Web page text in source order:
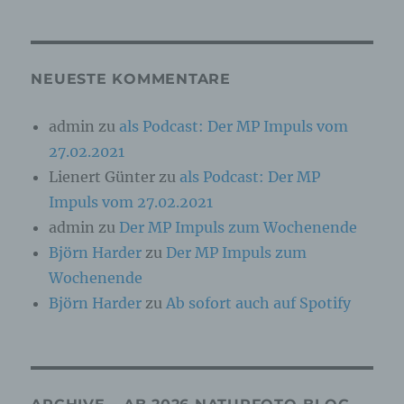
NEUESTE KOMMENTARE
admin zu als Podcast: Der MP Impuls vom
27.02.2021
Lienert Günter zu als Podcast: Der MP
Impuls vom 27.02.2021
admin zu Der MP Impuls zum Wochenende
Björn Harder zu Der MP Impuls zum
Wochenende
Björn Harder zuAb sofort auch auf Spotify
physischen, physiologischen, genetischen,
sozialen Identität dieser natürlichen Person
b) betroffene Person
Betroffene Person ist jede identifizierte oder
identifizierbare natürliche Person, deren
personenbezogene Daten von dem für die
Verarbeitung Verantwortlichen verarbeitet
werden.
c) Verarbeitung
automatisierter Verfahren ausgeführte Vorgang